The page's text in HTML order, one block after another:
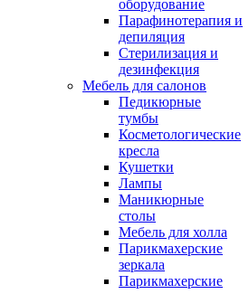
оборудование
Парафинотерапия и
депиляция
Стерилизация и
дезинфекция
Мебель для салонов
Педикюрные
тумбы
Косметологические
кресла
Кушетки
Лампы
Маникюрные
столы
Мебель для холла
Парикмахерские
зеркала
Парикмахерские